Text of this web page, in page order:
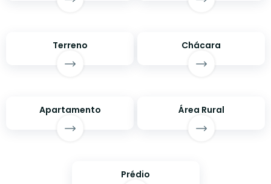
Terreno Chácara
Apartamento Área Rural
Prédio